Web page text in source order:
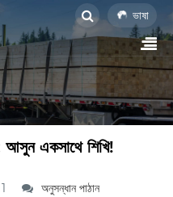
ভাষা
আসুন একসাথে শিখি!
1 অনুসন্ধান পাঠান